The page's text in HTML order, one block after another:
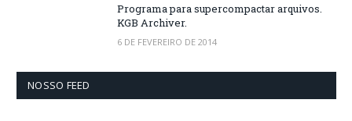
Programa para supercompactar arquivos.
KGB Archiver.
6 DE FEVEREIRO DE 2014
NOSSO FEED